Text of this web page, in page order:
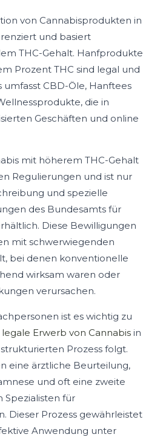
von Cannabisprodukten in
und basiert
THC-Gehalt. Hanfprodukte
Prozent THC sind legal und
umfasst CBD-Öle, Hanftees
die in
Geschäften und online
mit höherem THC-Gehalt
Regulierungen und ist nur
und spezielle
des Bundesamts für
Diese Bewilligungen
mit schwerwiegenden
bei denen konventionelle
wirksam waren oder
verursachen.
ist es wichtig zu
Erwerb von Cannabis in
Prozess folgt.
eine ärztliche Beurteilung,
und oft eine zweite
Spezialisten für
Dieser Prozess gewährleistet
Anwendung unter